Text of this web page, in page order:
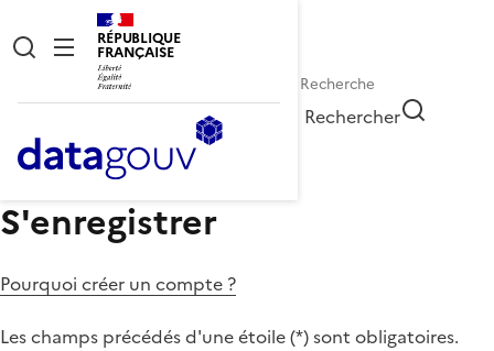
RÉPUBLIQUE
FRANÇAISE
Rechercher
S'enregistrer
Pourquoi créer un compte ?
Les champs précédés d'une étoile (*) sont obligatoires.